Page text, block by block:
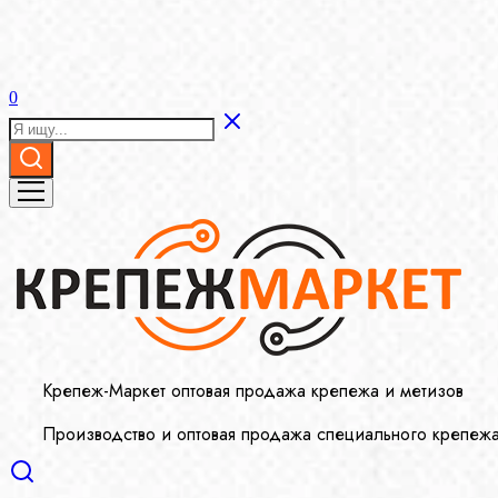
0
Крепеж-Маркет оптовая продажа крепежа и метизов
Производство и оптовая продажа специального